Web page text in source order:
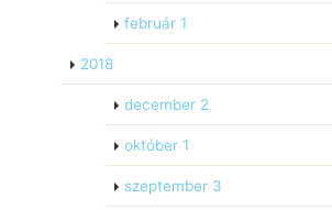
február 1
2018
december 2
október 1
szeptember 3